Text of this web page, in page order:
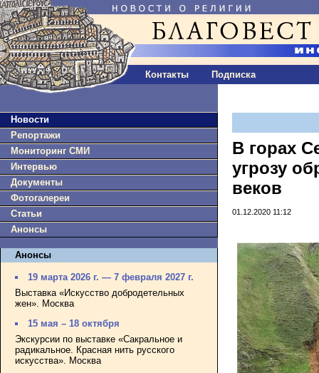
Контакты Подписка
Новости
Репортажи
Мониторинг СМИ
Интервью
Документы
Фотогалереи
Статьи
Анонсы
Анонсы
19 марта 2026 г. — 7 февраля 2027 г.
Выставка «Искусство добродетельных
жен». Москва
15 мая – 18 октября
Экскурсии по выставке «Сакральное и
радикальное. Красная нить русского
искусства». Москва
В горах
угрозу
веков
01.12.2020 11:12